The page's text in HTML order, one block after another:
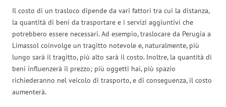
Il costo di un trasloco dipende da vari fattori tra cui la distanza,
la quantità di beni da trasportare e i servizi aggiuntivi che
potrebbero essere necessari. Ad esempio, traslocare da Perugia a
Limassol coinvolge un tragitto notevole e, naturalmente, più
lungo sarà il tragitto, più alto sarà il costo. Inoltre, la quantità di
beni influenzerà il prezzo; più oggetti hai, più spazio
richiederanno nel veicolo di trasporto, e di conseguenza, il costo
aumenterà.